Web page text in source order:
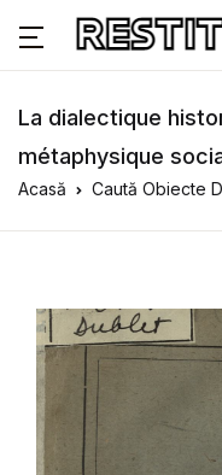
La dialectique
métaphysique
Acasă Caută Obiecte